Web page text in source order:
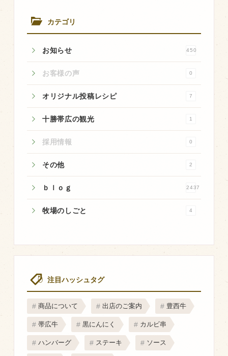
カテゴリ
お知らせ 450
お客様の声 0
オリジナル投稿レシピ 7
十勝帯広の観光 1
採用情報 0
その他 2
ｂｌｏｇ 2437
牧場のしごと 4
注目ハッシュタグ
商品について 出店のご案内 豊西牛
帯広牛 黒にんにく カルビ串
ハンバーグ ステーキ ソース
商品のご紹介
豊西牛
厚切ステーキ
ハンバーグ
豊西ソース
ギフト
販売店
その他
問い合わせ
個人のお客様
法人のお客様